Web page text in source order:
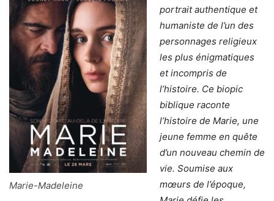
Marie-Madeleine
portrait authentique et
humaniste de l’un des
personnages religieux
les plus énigmatiques
et incompris de
l’histoire. Ce biopic
biblique raconte
l’histoire de Marie, une
jeune femme en quête
d’un nouveau chemin de
vie. Soumise aux
mœurs de l’époque,